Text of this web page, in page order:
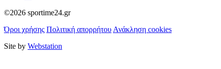
©2026 sportime24.gr
Όροι χρήσης Πολιτική απορρήτου Ανάκληση cookies
Site by Webstation